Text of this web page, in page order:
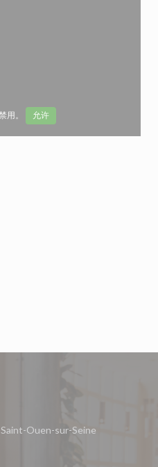
用。 允许
Ouen-sur-Seine